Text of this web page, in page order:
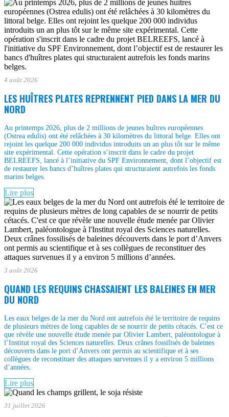
4 août 2026
LES HUÎTRES PLATES REPRENNENT PIED DANS LA MER DU
NORD
Au printemps 2026, plus de 2 millions de jeunes huîtres européennes
(Ostrea edulis) ont été relâchées à 30 kilomètres du littoral belge. Elles ont
rejoint les quelque 200 000 individus introduits un an plus tôt sur le même
site expérimental. Cette opération s’inscrit dans le cadre du projet
BELREEFS, lancé à l’initiative du SPF Environnement, dont l’objectif est
de restaurer les bancs d’huîtres plates qui structuraient autrefois les fonds
marins belges.
Lire plus
3 août 2026
QUAND LES REQUINS CHASSAIENT LES BALEINES EN MER
DU NORD
Les eaux belges de la mer du Nord ont autrefois été le territoire de requins
de plusieurs mètres de long capables de se nourrir de petits cétacés. C’est ce
que révèle une nouvelle étude menée par Olivier Lambert, paléontologue à
l’Institut royal des Sciences naturelles. Deux crânes fossilisés de baleines
découverts dans le port d’Anvers ont permis au scientifique et à ses
collègues de reconstituer des attaques survenues il y a environ 5 millions
d’années.
Lire plus
31 juillet 2026